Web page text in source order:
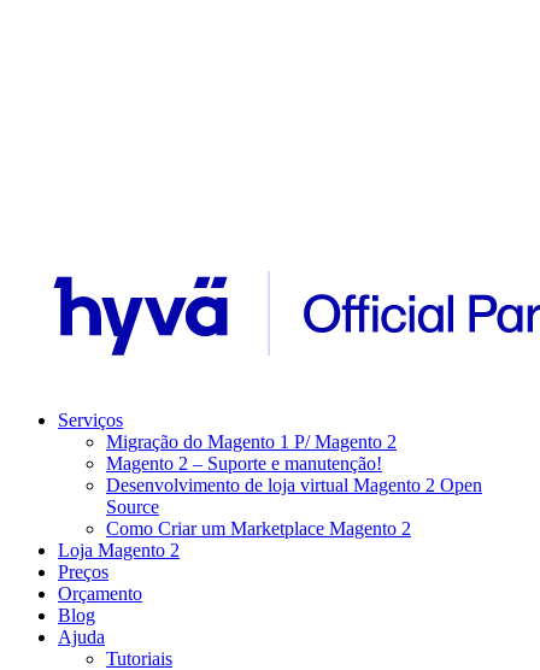
Serviços
Migração do Magento 1 P/ Magento 2
Magento 2 – Suporte e manutenção!
Desenvolvimento de loja virtual Magento 2 Open
Source
Como Criar um Marketplace Magento 2
Loja Magento 2
Preços
Orçamento
Blog
Ajuda
Tutoriais